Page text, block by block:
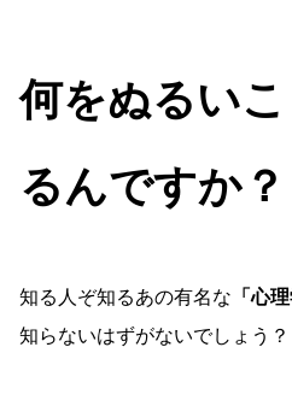
何をぬるい
るんですか？
知る人ぞ知るあの有名な 「心
知らないはずがないでしょう？